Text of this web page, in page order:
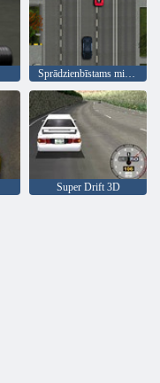
Sprādzienbīstams misija
Super Drift 3D